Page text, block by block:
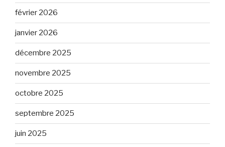
février 2026
janvier 2026
décembre 2025
novembre 2025
octobre 2025
septembre 2025
juin 2025